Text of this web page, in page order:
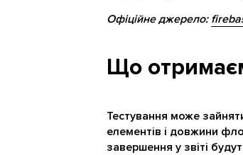
Офіційне джерело:
Що
Тестування може
елементів і довжини
завершення у звіті